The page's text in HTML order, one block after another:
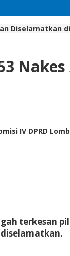
Diselamatkan
Komisi IV
terkesan